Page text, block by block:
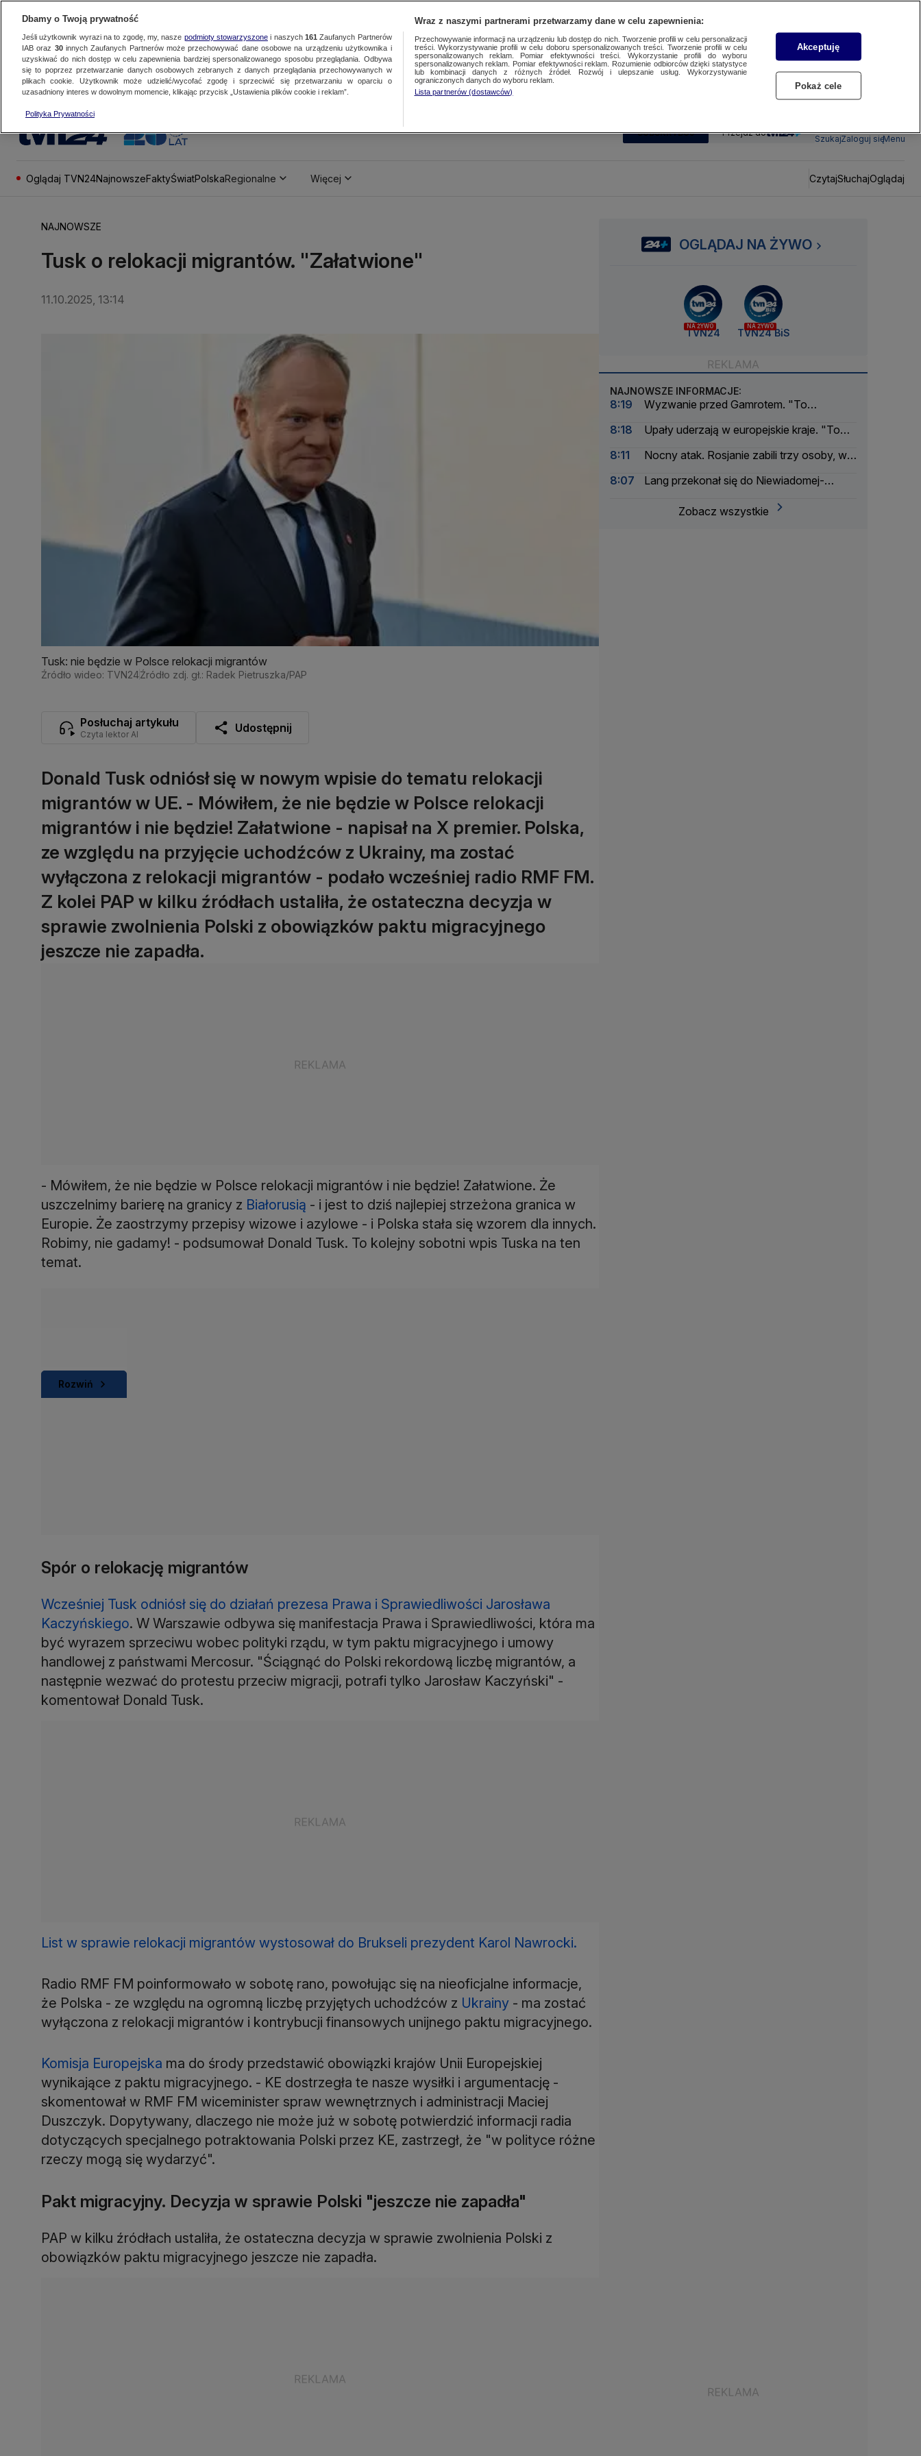
SUBSKRYBUJ Przejdź do
SzukajZaloguj sięMenu
Oglądaj TVN24NajnowszeFaktyŚwiatPolskaRegionalne Więcej CzytajSłuchajOglądaj
NAJNOWSZE
Tusk o relokacji migrantów. "Załatwione"
11.10.2025, 13:14
Tusk: nie będzie w Polsce relokacji migrantów
Źródło wideo: TVN24Źródło zdj. gł.: Radek Pietruszka/PAP
Posłuchaj artykułu
Czyta lektor AI Udostępnij
Donald Tusk odniósł się w nowym wpisie do tematu relokacji
migrantów w UE. - Mówiłem, że nie będzie w Polsce relokacji
migrantów i nie będzie! Załatwione - napisał na X premier. Polska,
ze względu na przyjęcie uchodźców z Ukrainy, ma zostać
wyłączona z relokacji migrantów - podało wcześniej radio RMF FM.
Z kolei PAP w kilku źródłach ustaliła, że ostateczna decyzja w
sprawie zwolnienia Polski z obowiązków paktu migracyjnego
jeszcze nie zapadła.
- Mówiłem, że nie będzie w Polsce relokacji migrantów i nie będzie! Załatwione. Że
uszczelnimy barierę na granicy z Białorusią - i jest to dziś najlepiej strzeżona granica w
Europie. Że zaostrzymy przepisy wizowe i azylowe - i Polska stała się wzorem dla innych.
Robimy, nie gadamy! - podsumował Donald Tusk. To kolejny sobotni wpis Tuska na ten
temat.
Rozwiń
Spór o relokację migrantów
Wcześniej Tusk odniósł się do działań prezesa Prawa i Sprawiedliwości Jarosława
Kaczyńskiego. W Warszawie odbywa się manifestacja Prawa i Sprawiedliwości, która ma
być wyrazem sprzeciwu wobec polityki rządu, w tym paktu migracyjnego i umowy
handlowej z państwami Mercosur. "Ściągnąć do Polski rekordową liczbę migrantów, a
następnie wezwać do protestu przeciw migracji, potrafi tylko Jarosław Kaczyński" -
komentował Donald Tusk.
List w sprawie relokacji migrantów wystosował do Brukseli prezydent Karol Nawrocki.
Radio RMF FM poinformowało w sobotę rano, powołując się na nieoficjalne informacje,
że Polska - ze względu na ogromną liczbę przyjętych uchodźców z Ukrainy - ma zostać
wyłączona z relokacji migrantów i kontrybucji finansowych unijnego paktu migracyjnego.
Komisja Europejska ma do środy przedstawić obowiązki krajów Unii Europejskiej
wynikające z paktu migracyjnego. - KE dostrzegła te nasze wysiłki i argumentację -
skomentował w RMF FM wiceminister spraw wewnętrznych i administracji Maciej
Duszczyk. Dopytywany, dlaczego nie może już w sobotę potwierdzić informacji radia
dotyczących specjalnego potraktowania Polski przez KE, zastrzegł, że "w polityce różne
rzeczy mogą się wydarzyć".
Pakt migracyjny. Decyzja w sprawie Polski "jeszcze nie zapadła"
PAP w kilku źródłach ustaliła, że ostateczna decyzja w sprawie zwolnienia Polski z
obowiązków paktu migracyjnego jeszcze nie zapadła.
OGLĄDAJ NA ŻYWO
NA ŻYWO
TVN24
NA ŻYWO
TVN24 BiS
NAJNOWSZE INFORMACJE:
8:19
Wyzwanie przed Gamrotem. "To
8:18
Upały uderzają w europejskie kraje. "To
8:11
Nocny atak. Rosjanie zabili trzy osoby, w
8:07
Lang przekonał się do Niewiadomej-
Zobacz wszystkie
Dbamy o Twoją prywatność
Jeśli użytkownik wyrazi na to zgodę, my, nasze podmioty stowarzyszonei naszych 161 Zaufanych Partnerów
IAB oraz 30innych Zaufanych Partnerów może przechowywać dane osobowe na urządzeniu użytkownika i
uzyskiwać do nich dostęp w celu zapewnienia bardziej spersonalizowanego sposobu przeglądania. Odbywa
się to poprzez przetwarzanie danych osobowych zebranych z danych przeglądania przechowywanych w
plikach cookie. Użytkownik może udzielić/wycofać zgodę i sprzeciwić się przetwarzaniu w oparciu o
uzasadniony interes w dowolnym momencie, klikając przycisk „Ustawienia plików cookie i reklam”.
Polityka Prywatności
Wraz z naszymi partnerami przetwarzamy dane w celu zapewnienia:
Przechowywanie informacji na urządzeniu lub dostęp do nich. Tworzenie profili w celu personalizacji
treści. Wykorzystywanie profili w celu doboru spersonalizowanych treści. Tworzenie profili w celu
spersonalizowanych reklam. Pomiar efektywności treści. Wykorzystanie profili do wyboru
spersonalizowanych reklam. Pomiar efektywności reklam. Rozumienie odbiorców dzięki statystyce
lub kombinacji danych z różnych źródeł. Rozwój i ulepszanie usług. Wykorzystywanie
ograniczonych danych do wyboru reklam.
Lista partnerów (dostawców)
Akceptuję
Pokaż cele